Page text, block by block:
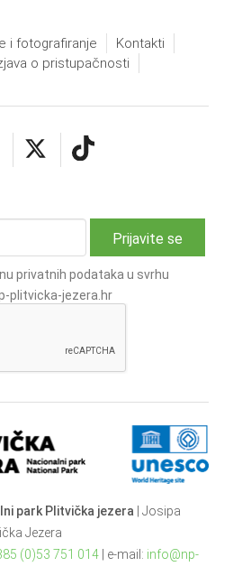
i fotografiranje
Kontakti
o pristupačnosti
privatnih podataka u svrhu
plitvicka-jezera.hr
park Plitvička jezera| Josipa
Jezera
(0)53 751 014| e-mail: info@np-